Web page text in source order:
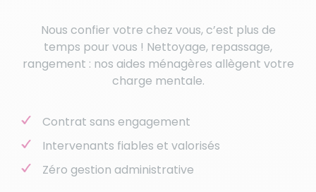
Nous confier votre chez vous, c’est plus de
temps pour vous ! Nettoyage, repassage,
rangement : nos aides ménagères allègent votre
charge mentale.
Contrat sans engagement
Intervenants fiables et valorisés
Zéro gestion administrative